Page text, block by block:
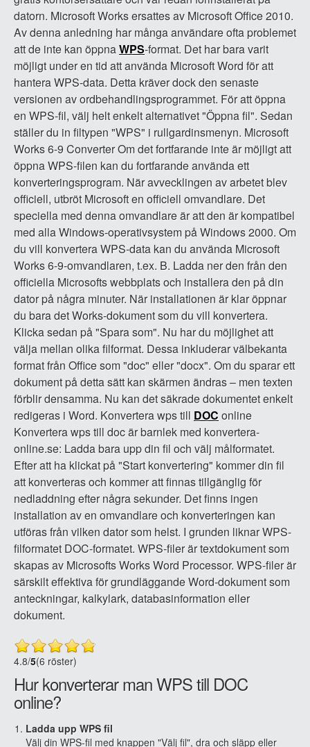
datorn. Microsoft Works ersattes av Microsoft Office 2010.
Av denna anledning har många användare ofta problemet
att de inte kan öppnaWPS-format. Det har bara varit
möjligt under en tid att använda Microsoft Word för att
hantera WPS-data. Detta kräver dock den senaste
versionen av ordbehandlingsprogrammet. För att öppna
en WPS-fil, välj helt enkelt alternativet "Öppna fil". Sedan
ställer du in filtypen "WPS" i rullgardinsmenyn. Microsoft
Works 6-9 Converter Om det fortfarande inte är möjligt att
öppna WPS-filen kan du fortfarande använda ett
konverteringsprogram. När avvecklingen av arbetet blev
officiell, utbröt Microsoft en officiell omvandlare. Det
speciella med denna omvandlare är att den är kompatibel
med alla Windows-operativsystem på Windows 2000. Om
du vill konvertera WPS-data kan du använda Microsoft
Works 6-9-omvandlaren, t.ex. B. Ladda ner den från den
officiella Microsofts webbplats och installera den på din
dator på några minuter. När installationen är klar öppnar
du bara det Works-dokument som du vill konvertera.
Klicka sedan på "Spara som". Nu har du möjlighet att
välja mellan olika filformat. Dessa inkluderar välbekanta
format från Office som "doc" eller "docx". Om du sparar ett
dokument på detta sätt kan skärmen ändras – men texten
förblir densamma. Nu kan det säkrade dokumentet enkelt
redigeras i Word. Konvertera wps till DOC online
Konvertera wps till doc är barnlek med konvertera-
online.se: Ladda bara upp din fil och välj målformatet.
Efter att ha klickat på "Start konvertering" kommer din fil
att konverteras och kommer att finnas tillgänglig för
nedladdning efter några sekunder. Det finns ingen
installation av en omvandlare och konverteringen kan
utföras från vilken dator som helst. I grunden liknar WPS-
filformatet DOC-formatet. WPS-filer är textdokument som
skapas av Microsofts Works Word Processor. WPS-filer är
särskilt effektiva för grundläggande Word-dokument som
anteckningar, kalkylark, databasinformation eller
dokument.
4.8/5(6 röster)
Hur konverterar man WPS till DOC
online?
Ladda upp WPS fil
Välj din WPS-fil med knappen "Välj fil", dra och släpp eller